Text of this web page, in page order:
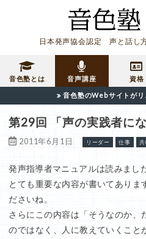
日本発声協会認定 声と話し
音色塾とは 音声講座 資格
音色塾のWebサイトがリ
第29回 「声の実践者にな
2011年6月1日 リーダー 仕事
発声指導者マニュアルは読みまし
とても重要な内容が書いてありま
ださいね。
さらにこの内容は「そうなのか、
のではなく、人に教えていくこと